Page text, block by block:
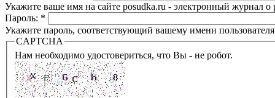
Укажите ваше имя на сайте posudka.ru - электронный журнал
Пароль: *
Укажите пароль, соответствующий вашему имени
CAPTCHA
Нам необходимо удостовериться, что Вы - не робот.